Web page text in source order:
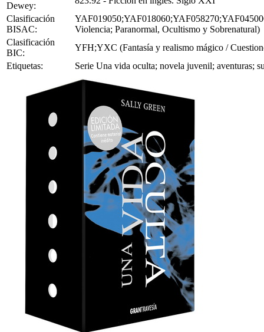
Dewey:
Clasificación
BISAC:
Violencia; Paranormal, Ocultismo y Sobrenatural)
Clasificación
BIC:
YFH;YXC (Fantasía y realismo mágico /
Etiquetas:
Serie Una vida oculta; novela juvenil; aventuras;